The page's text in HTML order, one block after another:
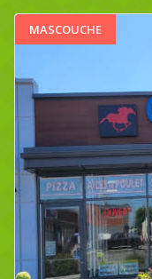
MASCOUCHE